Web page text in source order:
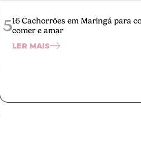
516 Cachorrões em Maringá para
comer e amar
LER MAIS